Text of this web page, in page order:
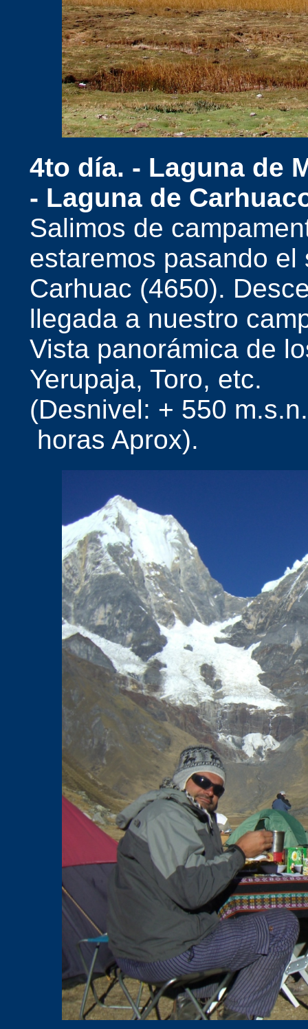
4to día. - Laguna de
- Laguna de
Salimos de
estaremos pasando
Carhuac (4650).
llegada a nuestro
Vista panorámica de
Yerupaja, Toro, etc.
(Desnivel: + 550
horas Aprox).